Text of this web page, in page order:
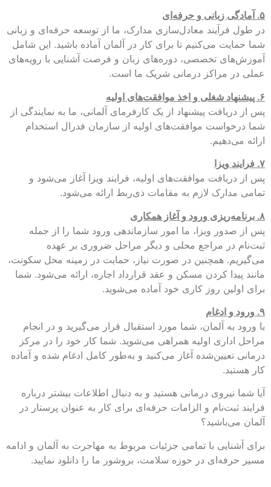
۵. آمادگی زبانی و حرفه‌ای
در طول فرآیند معادل‌سازی مدارک، ما از توسعه حرفه‌ای و زبانی
شما حمایت می‌کنیم تا برای کار در آلمان آماده باشید. این شامل
آموزش‌های تخصصی، دوره‌های زبان و فرصت آشنایی با رویه‌های
عملی در مراکز درمانی شریک ما است.
۶. پیشنهاد شغلی و اخذ موافقت‌های اولیه
پس از دریافت پیشنهاد از یک کارفرمای آلمانی، ما به نمایندگی از
شما درخواست موافقت‌های اولیه از سازمان فدرال استخدام
ارائه می‌دهیم.
۷. فرایند ویزا
پس از دریافت موافقت‌های اولیه، فرایند ویزا آغاز می‌شود و
تمامی مدارک لازم به مقامات ذی‌ربط ارائه می‌شود.
۸. برنامه‌ریزی ورود و آغاز همکاری
پس از صدور ویزا، ما امور سازماندهی ورود شما را از جمله
ثبت‌نام در مراجع محلی و دیگر مراحل ضروری بر عهده
می‌گیریم. همچنین در صورت نیاز، حمایت در زمینه محل سکونت،
مانند پیدا کردن مسکن و عقد قرارداد اجاره، ارائه می‌شود. شما
برای اولین روز کاری خود آماده می‌شوید.
۹. ورود و ادغام
با ورود به آلمان، شما مورد استقبال قرار می‌گیرید و در انجام
مراحل اداری اولیه همراهی می‌شوید. شما کار خود را در مرکز
درمانی تعیین‌شده آغاز می‌کنید و به‌طور کامل ادغام شده و آماده
کار هستید.
آیا شما نیروی درمانی هستید و به دنبال اطلاعات بیشتر درباره
فرایند ثبت‌نام و الزامات حرفه‌ای برای کار به عنوان پرستار در
آلمان می‌باشید؟
برای آشنایی با تمامی جزئیات مربوط به مهاجرت به آلمان و ادامه
مسیر حرفه‌ای در حوزه سلامت، بروشور ما را دانلود نمایید.